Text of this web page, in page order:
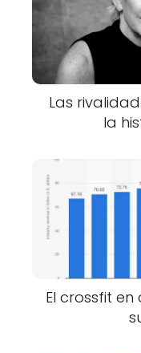
Las
la
El crossfit